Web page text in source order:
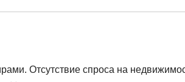
Отсутствие спроса на